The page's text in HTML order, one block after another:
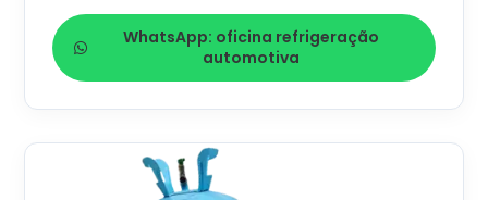
WhatsApp: oficina refrigeração
automotiva